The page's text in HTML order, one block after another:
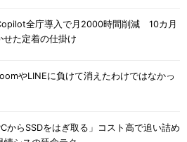
全庁導入で月2000時間削減 10カ月
せた定着の仕掛け
やLINEに負けて消えたわけではなかっ
からSSDをはぎ取る」コスト高で追い詰め